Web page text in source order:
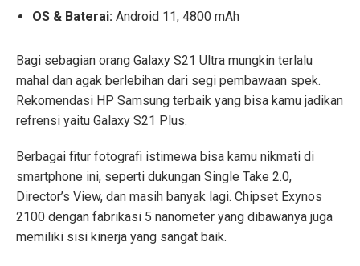
OS & Baterai: Android 11, 4800 mAh
Bagi sebagian orang Galaxy S21 Ultra mungkin terlalu
mahal dan agak berlebihan dari segi pembawaan spek.
Rekomendasi HP Samsung terbaik yang bisa kamu jadikan
refrensi yaitu Galaxy S21 Plus.
Berbagai fitur fotografi istimewa bisa kamu nikmati di
smartphone ini, seperti dukungan Single Take 2.0,
Director’s View, dan masih banyak lagi. Chipset Exynos
2100 dengan fabrikasi 5 nanometer yang dibawanya juga
memiliki sisi kinerja yang sangat baik.